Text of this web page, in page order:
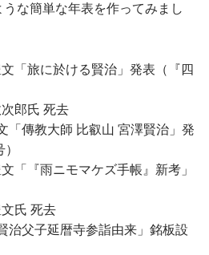
な簡単な年表を作ってみまし
旅に於ける賢治」発表（『四
郎氏 死去
傳教大師 比叡山 宮澤賢治」発
『雨ニモマケズ手帳』新考」
氏 死去
父子延暦寺参詣由来」銘板設